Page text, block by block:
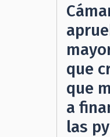
que
que
a
las